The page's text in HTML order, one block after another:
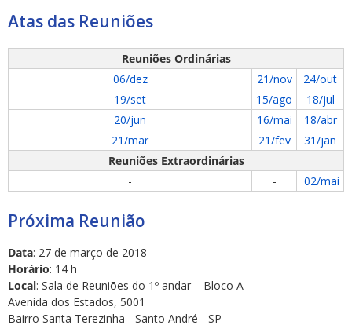
Atas das Reuniões
Reuniões Ordinárias
06/dez
21/nov
24/out
19/set
15/ago
18/jul
20/jun
16/mai
18/abr
21/mar
21/fev
31/jan
Reuniões Extraordinárias
-
- 02/mai
Próxima Reunião
Data: 27 de março de 2018
Horário: 14 h
Local: Sala de Reuniões do 1º andar – Bloco A
Avenida dos Estados, 5001
Bairro Santa Terezinha - Santo André - SP